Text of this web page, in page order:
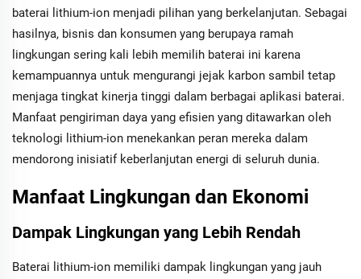
baterai lithium-ion menjadi pilihan yang berkelanjutan. Sebagai
hasilnya, bisnis dan konsumen yang berupaya ramah
lingkungan sering kali lebih memilih baterai ini karena
kemampuannya untuk mengurangi jejak karbon sambil tetap
menjaga tingkat kinerja tinggi dalam berbagai aplikasi baterai.
Manfaat pengiriman daya yang efisien yang ditawarkan oleh
teknologi lithium-ion menekankan peran mereka dalam
mendorong inisiatif keberlanjutan energi di seluruh dunia.
Manfaat Lingkungan dan Ekonomi
Dampak Lingkungan yang Lebih Rendah
Baterai lithium-ion memiliki dampak lingkungan yang jauh